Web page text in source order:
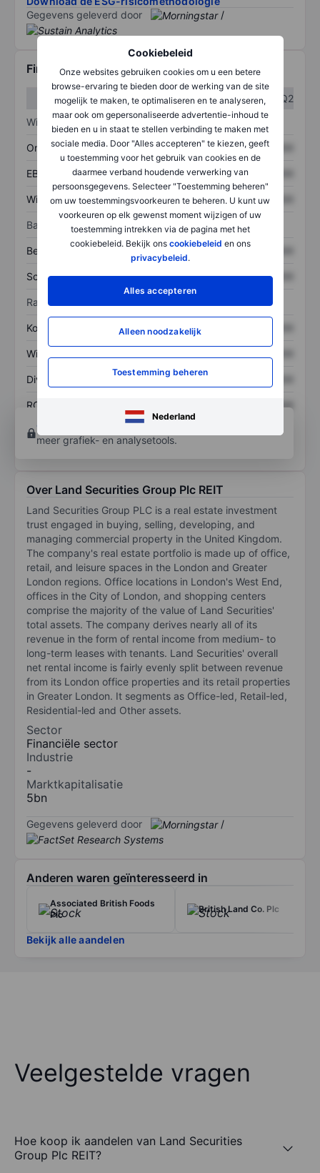
Cookiebeleid
Onze websites gebruiken cookies om u een betere
browse-ervaring te bieden door de werking van de site
mogelijk te maken, te optimaliseren en te analyseren,
maar ook om gepersonaliseerde advertentie-inhoud te
bieden en u in staat te stellen verbinding te maken met
sociale media. Door "Alles accepteren" te kiezen, geeft
u toestemming voor het gebruik van cookies en de
daarmee verband houdende verwerking van
persoonsgegevens. Selecteer "Toestemming beheren"
om uw toestemmingsvoorkeuren te beheren. U kunt uw
voorkeuren op elk gewenst moment wijzigen of uw
toestemming intrekken via de pagina met het
cookiebeleid. Bekijk ons cookiebeleid en ons
privacybeleid.
Alles accepteren
Alleen noodzakelijk
Toestemming beheren
Nederland
Gegevens geleverd door
/
Financiële gegevens
Q1
Q2
Winst/verlies
Omzet XXXXXXX XXXXXXX
EBITDA XXXXXXX
Winst XXXXXXX XXXXXXX
Balans
Bezittingen XXXXXXX XXXXXXX
Schulden XXXXXXX XXXXXXX
Ratio's
Koers/omzetratio XXXXXXX
Winst per aandeel
Dividend per aandeel XXXXXXX
ROE
XXXXXXX
Open een rekeningom toegang te krijgen tot
meer grafiek- en analysetools.
Over Land Securities Group Plc REIT
Land Securities Group PLC is a real estate investment
trust engaged in buying, selling, developing, and
managing commercial property in the United Kingdom.
The company's real estate portfolio is made up of office,
retail, and leisure spaces in the London and Greater
London regions. Office locations in London's West End,
offices in the City of London, and shopping centers
comprise the majority of the value of Land Securities'
total assets. The company derives nearly all of its
revenue in the form of rental income from medium- to
long-term leases with tenants. Land Securities' overall
net rental income is fairly evenly split between revenue
from its London office properties and its retail properties
in Greater London. It segments as Office-led, Retail-led,
Residential-led and Other assets.
Sector
Financiële sector
Industrie
-
Marktkapitalisatie
5bn
Gegevens geleverd door /
Anderen waren geïnteresseerd in
Associated British Foods
Plc
British Land Co. Plc
Bekijk alle aandelen
Veelgestelde vragen
Hoe koop ik aandelen van Land Securities
Group Plc REIT?